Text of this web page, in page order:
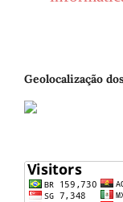
Geolocalização